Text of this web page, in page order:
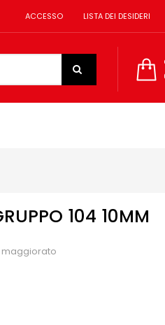
ACCESSO LISTA DEI DESIDERI
104 10MM